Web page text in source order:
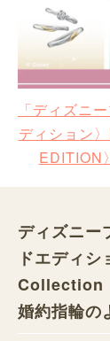
「ディズニ
ディション
EDITION
ディズニー
ドエディ
Collection
婚約指輪の